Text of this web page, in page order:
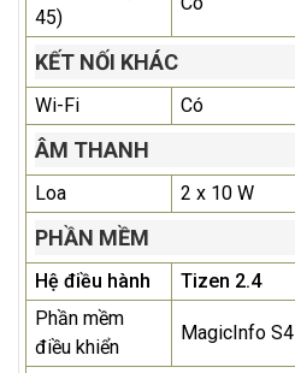
45)
KẾT NỐI KHÁC
Wi-Fi Có
ÂM THANH
Loa 2 x 10 W
PHẦN MỀM
Hệ điều hành
Tizen 2.4
Phần mềm
điều khiển
MagicInfo S4